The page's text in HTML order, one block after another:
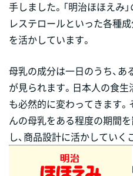
手しました。「明治ほほえみ
レステロールといった各種
を活かしています。
母乳の成分は一日のうち、
が見られます。日本人の食
も必然的に変わってきます。
んの母乳をある程度の期間
し、商品設計に活かしていく